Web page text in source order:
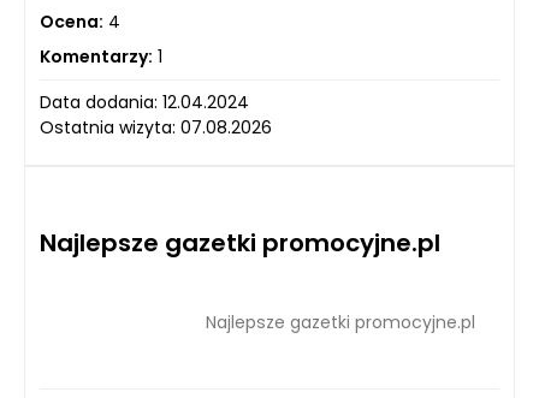
Ocena: 4
Komentarzy: 1
Data dodania: 12.04.2024
Ostatnia wizyta: 07.08.2026
Najlepsze gazetki promocyjne.pl
Najlepsze gazetki promocyjne.pl